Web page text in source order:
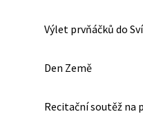
Výlet prvňáčků do
Den Země
Recitační soutěž na